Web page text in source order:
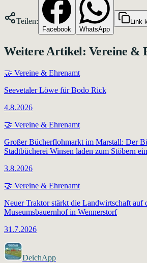
Teilen:
Facebook WhatsApp
Link
Weitere Artikel: Vereine &
🤝 Vereine & Ehrenamt
Seevetaler Löwe für Bodo Rick
4.8.2026
🤝 Vereine & Ehrenamt
Großer Bücherflohmarkt im Marstall: Der
Stadtbücherei Winsen laden zum Stöbern ein
3.8.2026
🤝 Vereine & Ehrenamt
Neuer Traktor stärkt die Landwirtschaft auf
Museumsbauernhof in Wennerstorf
31.7.2026
DeichApp